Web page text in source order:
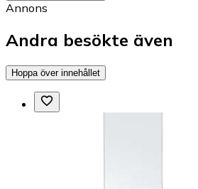
Annons
Andra besökte även
Hoppa över innehållet